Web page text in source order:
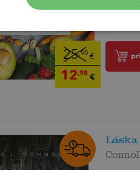
25,90€
12,95€
Láska